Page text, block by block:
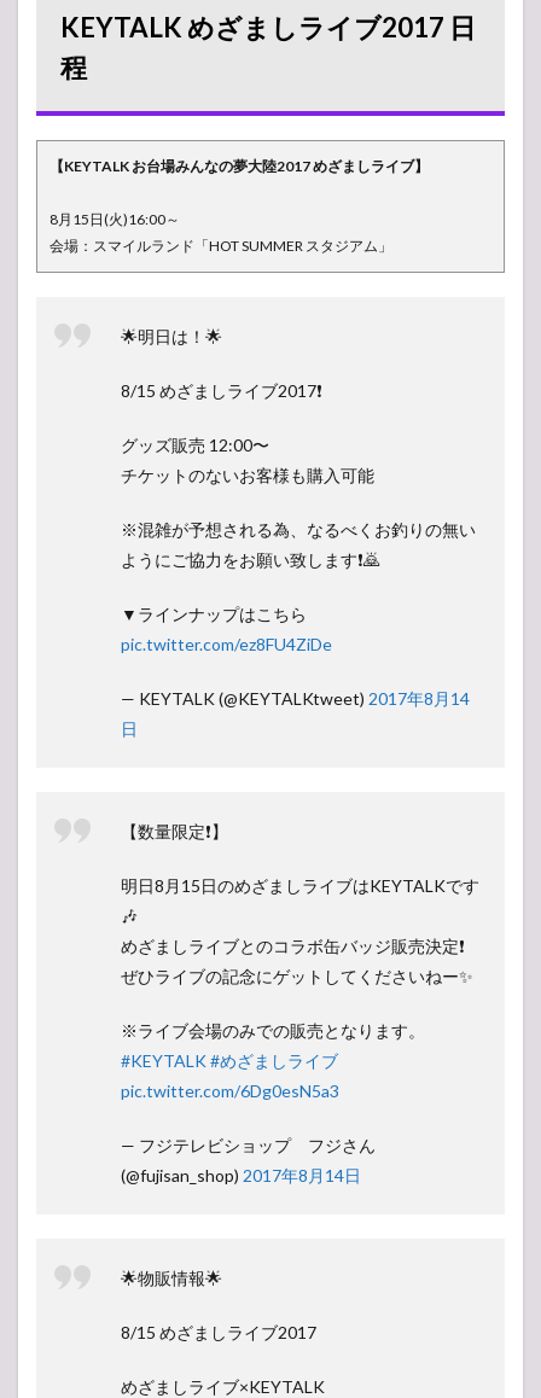
2017 日
程
2
【ラ
ポ】
KEYTALK
めざまし
3
【セ
ットリス
めざまし
KEYTALK めざましライブ2017 日
程
【KEYTALK お台場みんなの夢大陸2017 めざましライブ】
8月15日(火)16:00～
会場：スマイルランド「HOT SUMMER スタジアム」
🌟明日は！🌟
8/15 めざましライブ2017❗️
グッズ販売 12:00〜
チケットのないお客様も購入可能
※混雑が予想される為、なるべくお釣りの無い
ようにご協力をお願い致します❗️🙇
▼ラインナップはこちら
pic.twitter.com/ez8FU4ZiDe
— KEYTALK (@KEYTALKtweet) 2017年8月14
日
【数量限定❗️】
明日8月15日のめざましライブはKEYTALKです
🎶
めざましライブとのコラボ缶バッジ販売決定❗️
ぜひライブの記念にゲットしてくださいねー✨
※ライブ会場のみでの販売となります。
#KEYTALK#めざましライブ
pic.twitter.com/6Dg0esN5a3
— フジテレビショップ フジさん
(@fujisan_shop) 2017年8月14日
🌟物販情報🌟
8/15 めざましライブ2017
めざましライブ×KEYTALK